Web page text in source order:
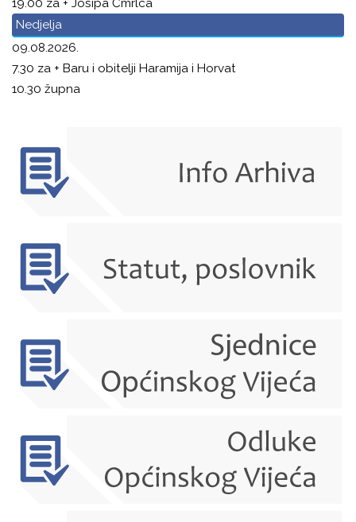
19.00 za + Josipa Čmrlca
Nedjelja
09.08.2026.
7.30 za + Baru i obitelji Haramija i Horvat
10.30 župna